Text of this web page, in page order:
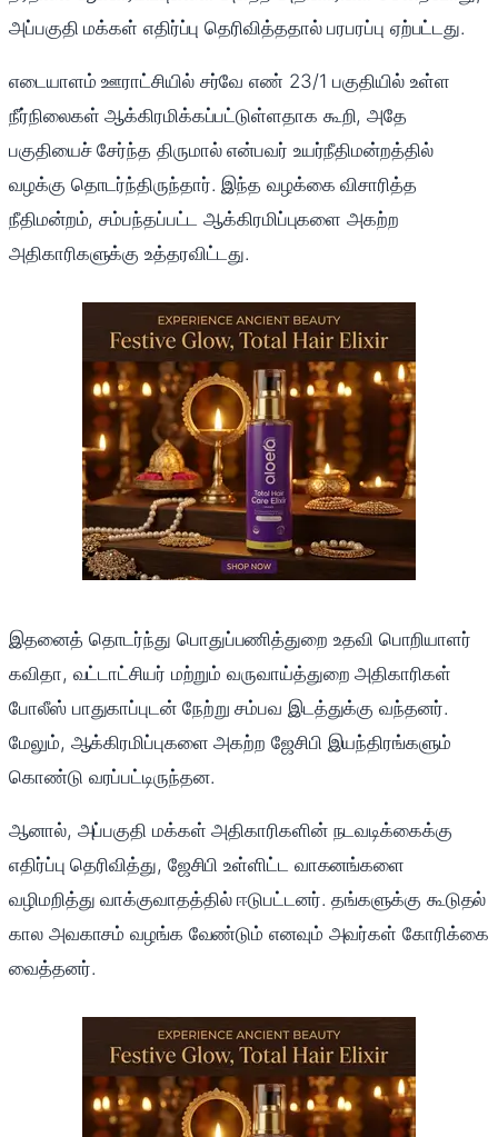
அப்பகுதி மக்கள் எதிர்ப்பு தெரிவித்ததால் பரபரப்பு ஏற்பட்டது.
எடையாளம் ஊராட்சியில் சர்வே எண் 23/1 பகுதியில் உள்ள
நீர்நிலைகள் ஆக்கிரமிக்கப்பட்டுள்ளதாக கூறி, அதே
பகுதியைச் சேர்ந்த திருமால் என்பவர் உயர்நீதிமன்றத்தில்
வழக்கு தொடர்ந்திருந்தார். இந்த வழக்கை விசாரித்த
நீதிமன்றம், சம்பந்தப்பட்ட ஆக்கிரமிப்புகளை அகற்ற
அதிகாரிகளுக்கு உத்தரவிட்டது.
இதனைத் தொடர்ந்து பொதுப்பணித்துறை உதவி பொறியாளர்
கவிதா, வட்டாட்சியர் மற்றும் வருவாய்த்துறை அதிகாரிகள்
போலீஸ் பாதுகாப்புடன் நேற்று சம்பவ இடத்துக்கு வந்தனர்.
மேலும், ஆக்கிரமிப்புகளை அகற்ற ஜேசிபி இயந்திரங்களும்
கொண்டு வரப்பட்டிருந்தன.
ஆனால், அப்பகுதி மக்கள் அதிகாரிகளின் நடவடிக்கைக்கு
எதிர்ப்பு தெரிவித்து, ஜேசிபி உள்ளிட்ட வாகனங்களை
வழிமறித்து வாக்குவாதத்தில் ஈடுபட்டனர். தங்களுக்கு கூடுதல்
கால அவகாசம் வழங்க வேண்டும் எனவும் அவர்கள் கோரிக்கை
வைத்தனர்.